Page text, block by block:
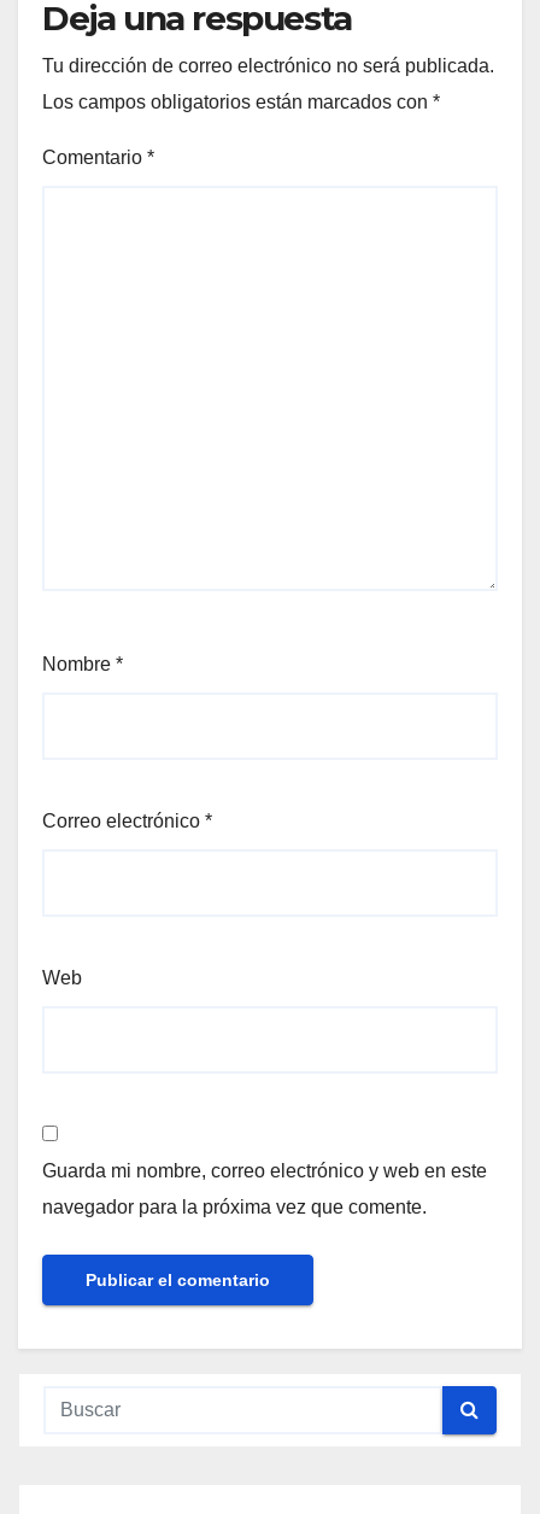
Deja una respuesta
Tu dirección de correo electrónico no será publicada.
Los campos obligatorios están marcados con *
Comentario *
Nombre *
Correo electrónico *
Web
Guarda mi nombre, correo electrónico y web en este
navegador para la próxima vez que comente.